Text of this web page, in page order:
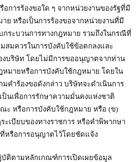
อการร้องขอใด ๆ จากหน่วยงานของรัฐที่มี
ย หรือเป็นการร้องขอจากหน่วยงานที่มี
กระบวนการทางกฎหมาย รวมถึงในกรณีที่
สมควรในการบังคับใช้ข้อตกลงและ
งบริษัท โดยไม่มีการขออนุญาตจากท่าน
มายหรือการบังคับใช้กฎหมาย โดยใน
มคำร้องขอดังกล่าว บริษัทจะดำเนินการ
ป็นเพื่อการรักษาความมั่นคงแห่งชาติ
ะ หรือการบังคับใช้กฎหมาย หรือ (ข)
ะเบียบของทางราชการ หรือคำพิพากษา
หรือการอนุญาตไว้โดยชัดแจ้ง
ติตามหลักเกณฑ์การเปิดเผยข้อมูล